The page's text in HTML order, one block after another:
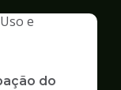
do